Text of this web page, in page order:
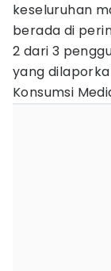
keseluruhan
berada di
2 dari 3
yang
Konsumsi